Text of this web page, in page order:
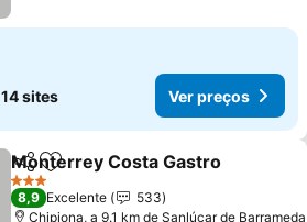
14 sites Ver preços
PartilharAdicionar aos favoritos
Monterrey Costa Gastro
3 Estrelas
8,9 Excelente
533
Chipiona, a 9.1 km de Sanlúcar de Barrameda